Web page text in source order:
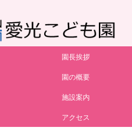
園長挨拶
園の概要
施設案内
アクセス